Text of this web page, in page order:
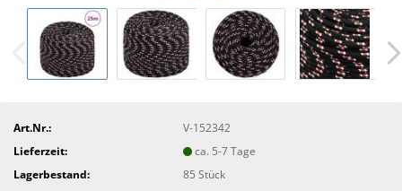
Art.Nr.:
V-152342
Lieferzeit:
ca. 5-7 Tage
Lagerbestand:
85Stück